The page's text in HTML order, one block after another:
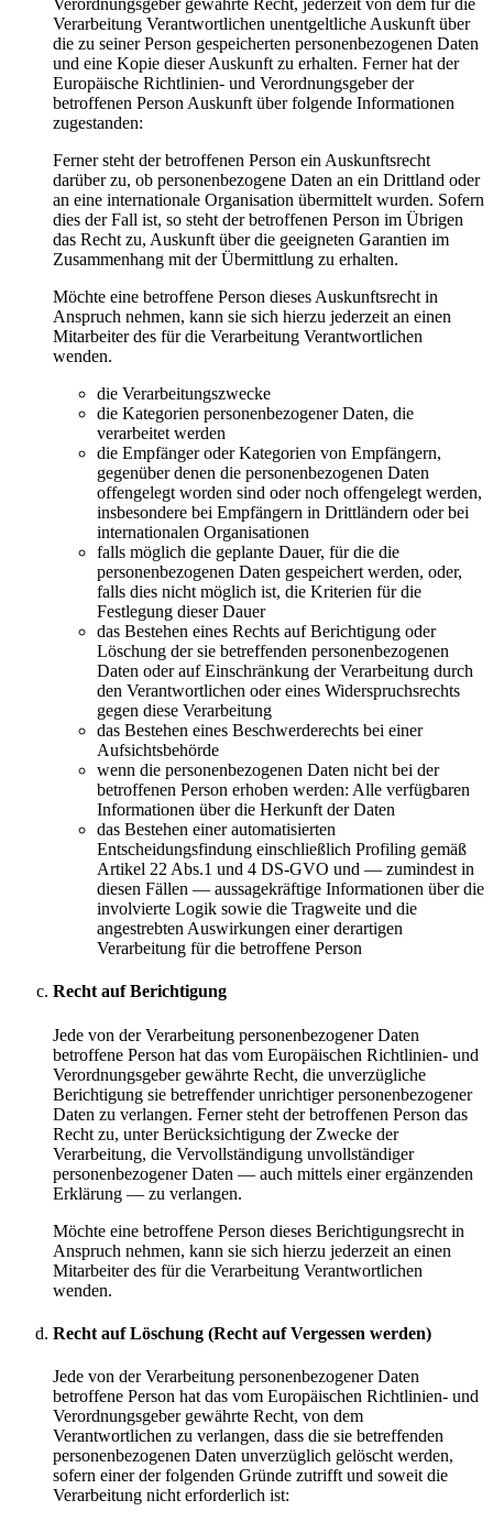
Verordnungsgeber gewährte Recht, jederzeit von dem für die
Verarbeitung Verantwortlichen unentgeltliche Auskunft über
die zu seiner Person gespeicherten personenbezogenen Daten
und eine Kopie dieser Auskunft zu erhalten. Ferner hat der
Europäische Richtlinien- und Verordnungsgeber der
betroffenen Person Auskunft über folgende Informationen
zugestanden:
Ferner steht der betroffenen Person ein Auskunftsrecht
darüber zu, ob personenbezogene Daten an ein Drittland oder
an eine internationale Organisation übermittelt wurden. Sofern
dies der Fall ist, so steht der betroffenen Person im Übrigen
das Recht zu, Auskunft über die geeigneten Garantien im
Zusammenhang mit der Übermittlung zu erhalten.
Möchte eine betroffene Person dieses Auskunftsrecht in
Anspruch nehmen, kann sie sich hierzu jederzeit an einen
Mitarbeiter des für die Verarbeitung Verantwortlichen
wenden.
die Verarbeitungszwecke
die Kategorien personenbezogener Daten, die
verarbeitet werden
die Empfänger oder Kategorien von Empfängern,
gegenüber denen die personenbezogenen Daten
offengelegt worden sind oder noch offengelegt werden,
insbesondere bei Empfängern in Drittländern oder bei
internationalen Organisationen
falls möglich die geplante Dauer, für die die
personenbezogenen Daten gespeichert werden, oder,
falls dies nicht möglich ist, die Kriterien für die
Festlegung dieser Dauer
das Bestehen eines Rechts auf Berichtigung oder
Löschung der sie betreffenden personenbezogenen
Daten oder auf Einschränkung der Verarbeitung durch
den Verantwortlichen oder eines Widerspruchsrechts
gegen diese Verarbeitung
das Bestehen eines Beschwerderechts bei einer
Aufsichtsbehörde
wenn die personenbezogenen Daten nicht bei der
betroffenen Person erhoben werden: Alle verfügbaren
Informationen über die Herkunft der Daten
das Bestehen einer automatisierten
Entscheidungsfindung einschließlich Profiling gemäß
Artikel 22 Abs.1 und 4 DS-GVO und — zumindest in
diesen Fällen — aussagekräftige Informationen über die
involvierte Logik sowie die Tragweite und die
angestrebten Auswirkungen einer derartigen
Verarbeitung für die betroffene Person
Recht auf Berichtigung
Jede von der Verarbeitung personenbezogener Daten
betroffene Person hat das vom Europäischen Richtlinien- und
Verordnungsgeber gewährte Recht, die unverzügliche
Berichtigung sie betreffender unrichtiger personenbezogener
Daten zu verlangen. Ferner steht der betroffenen Person das
Recht zu, unter Berücksichtigung der Zwecke der
Verarbeitung, die Vervollständigung unvollständiger
personenbezogener Daten — auch mittels einer ergänzenden
Erklärung — zu verlangen.
Möchte eine betroffene Person dieses Berichtigungsrecht in
Anspruch nehmen, kann sie sich hierzu jederzeit an einen
Mitarbeiter des für die Verarbeitung Verantwortlichen
wenden.
Recht auf Löschung (Recht auf Vergessen werden)
Jede von der Verarbeitung personenbezogener Daten
betroffene Person hat das vom Europäischen Richtlinien- und
Verordnungsgeber gewährte Recht, von dem
Verantwortlichen zu verlangen, dass die sie betreffenden
personenbezogenen Daten unverzüglich gelöscht werden,
sofern einer der folgenden Gründe zutrifft und soweit die
Verarbeitung nicht erforderlich ist: